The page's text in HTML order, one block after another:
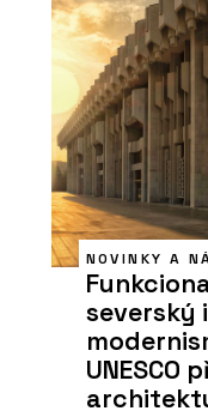
NOVINKY A
severský
UNESCO